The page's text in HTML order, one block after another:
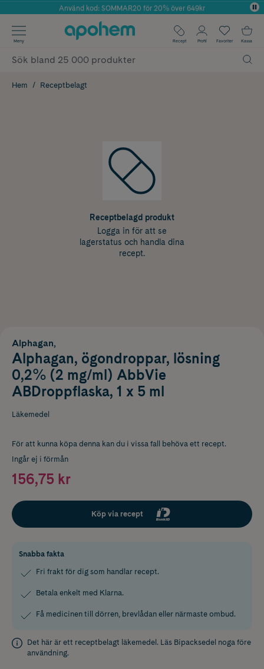
Årets Butik 2025 inom Skönhet
Använd kod: SOMMAR20 för 20% över 649kr
✓ Fri frakt
✓ Poäng på alla köp*
Meny Recept Profil Favoriter Kassa
Hem Receptbelagt
Receptbelagd produkt
Logga in för att se
lagerstatus och handla dina
recept.
Alphagan,
Alphagan, ögondroppar, lösning
0,2% (2 mg/ml) AbbVie
ABDroppflaska, 1 x 5 ml
Läkemedel
För att kunna köpa denna kan du i vissa fall behöva ett recept.
Ingår ej i förmån
156,75 kr
Köp via recept
Snabba fakta
Fri frakt för dig som handlar recept.
Betala enkelt med Klarna.
Få medicinen till dörren, brevlådan eller närmaste ombud.
Det här är ett receptbelagt läkemedel. Läs Bipacksedel noga före
användning.